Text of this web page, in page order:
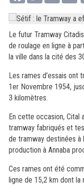
Le futur Tramway
de roulage en ligne à
la ville dans la cité des
Les rames d’essais ont
1er Novembre 1954,
3 kilomètres.
En cette occasion, Cital
tramway fabriqués et
de tramway destinées
production à Annaba
Ces rames ont été
ligne de 15,2 km dont